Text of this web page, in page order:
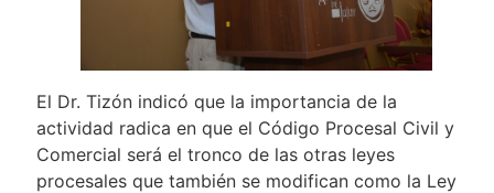
El Dr. Tizón indicó que la importancia de la
actividad radica en que el Código Procesal Civil y
Comercial será el tronco de las otras leyes
procesales que también se modifican como la Ley